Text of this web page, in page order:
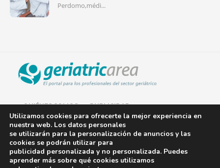
Perdomo,médi...
QUIÉNES SOMOS PUBLICIDAD
AVISO LEGAL
POLÍTICA DE COOKIES
POLÍTICA DE PRIVACIDAD
Utilizamos cookies para ofrecerte la mejor experiencia en
nuestra web. Los datos personales
se utilizarán para la personalización de anuncios y las
cookies se podrán utilizar para
publicidad personalizada y no personalizada. Puedes
aprender más sobre qué cookies utilizamos